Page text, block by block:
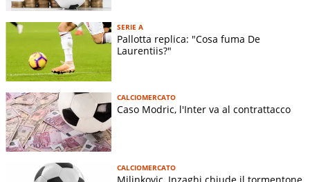
SERIE A
Pallotta replica: "Cosa fuma De
Laurentiis?"
CALCIOMERCATO
Caso Modric, l'Inter va al contrattacco
CALCIOMERCATO